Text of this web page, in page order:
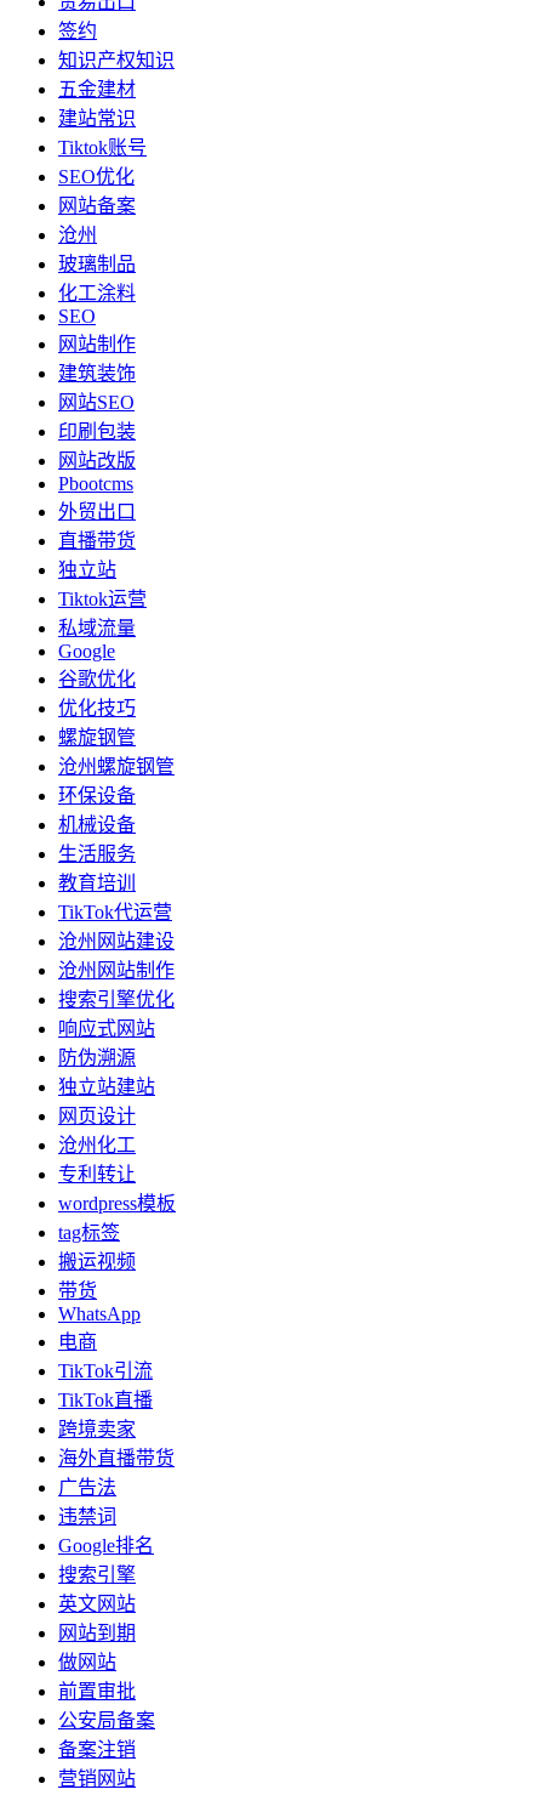
签约
知识产权知识
五金建材
建站常识
Tiktok账号
SEO优化
网站备案
沧州
玻璃制品
化工涂料
SEO
网站制作
建筑装饰
网站SEO
印刷包装
网站改版
Pbootcms
外贸出口
直播带货
独立站
Tiktok运营
私域流量
Google
谷歌优化
优化技巧
螺旋钢管
沧州螺旋钢管
环保设备
机械设备
生活服务
教育培训
TikTok代运营
沧州网站建设
沧州网站制作
搜索引擎优化
响应式网站
防伪溯源
独立站建站
网页设计
沧州化工
专利转让
wordpress模板
tag标签
搬运视频
带货
WhatsApp
电商
TikTok引流
TikTok直播
跨境卖家
海外直播带货
广告法
违禁词
Google排名
搜索引擎
英文网站
网站到期
做网站
前置审批
公安局备案
备案注销
营销网站